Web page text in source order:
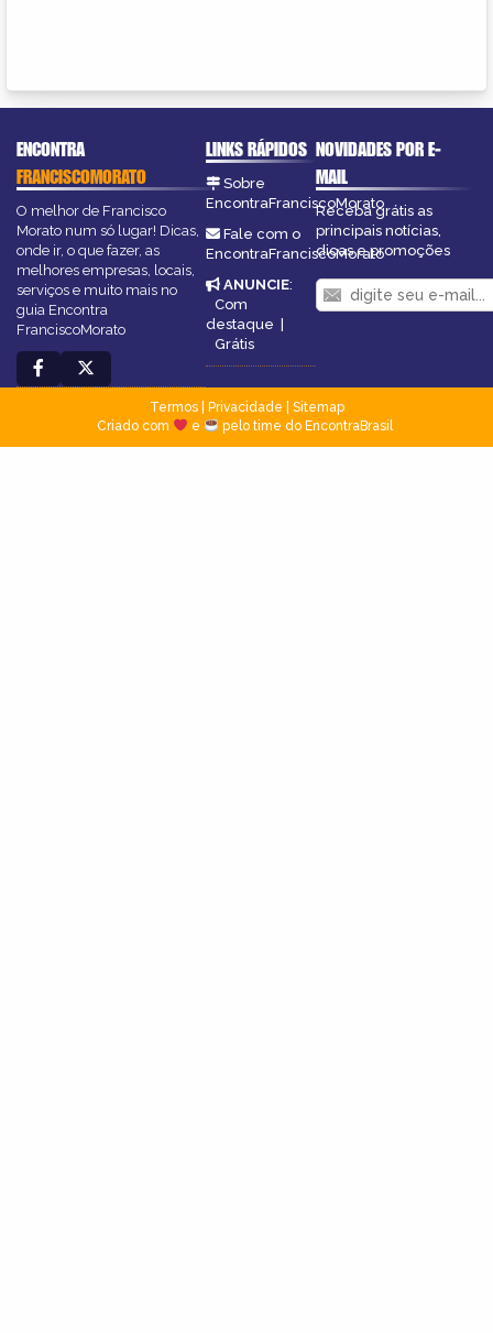
ENCONTRA
FRANCISCOMORATO
O melhor de Francisco
Morato num só lugar! Dicas,
onde ir, o que fazer, as
melhores empresas, locais,
serviços e muito mais no
guia Encontra
FranciscoMorato
LINKS RÁPIDOS
Sobre
EncontraFranciscoMorato
Fale com o
EncontraFranciscoMorato
ANUNCIE:
Com
destaque |
Grátis
NOVIDADES POR E-
MAIL
Receba grátis as
principais notícias,
dicas e promoções
Termos| Privacidade
Sitemap
Criado com
e pelo time do EncontraBrasil